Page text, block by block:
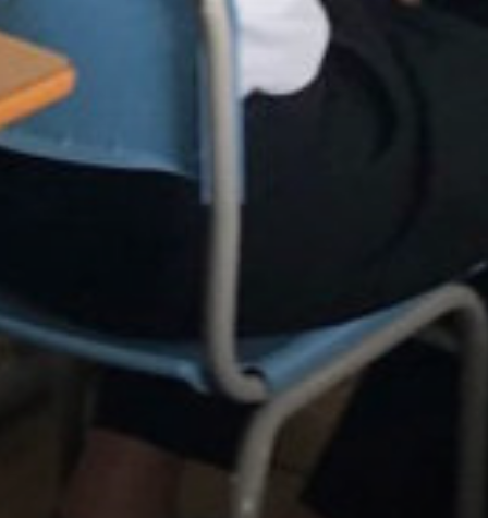
/home/sakurazuka/sakurazuka.ed.jp/public_html/wp-conten